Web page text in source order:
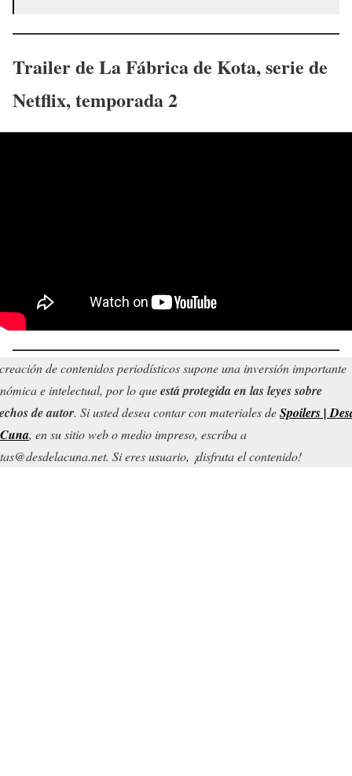
Trailer de La Fábrica de Kota, serie de
Netflix, temporada 2
de contenidos periodísticos supone una inversión importante
e intelectual, por lo queestá protegida en las leyes sobre
de autor. Si usted desea contar con materiales deSpoilers |
, en su sitio web o medio impreso, escriba a
Si eres usuario, ¡disfruta el contenido!